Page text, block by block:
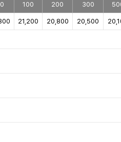
100 200 300
21,200 20,800 20,500